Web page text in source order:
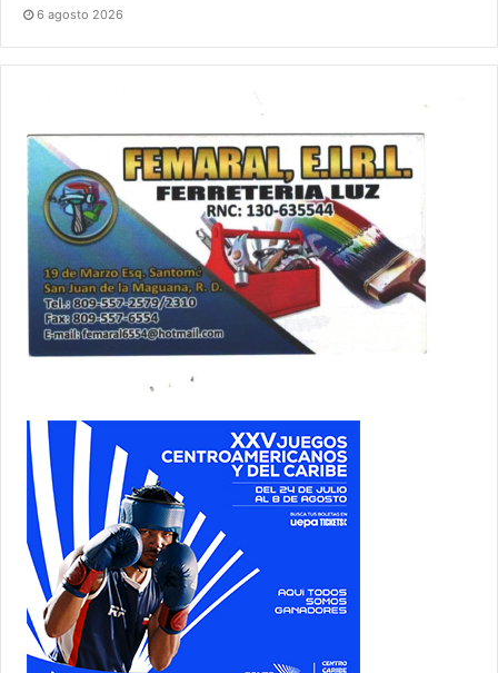
6 agosto 2026